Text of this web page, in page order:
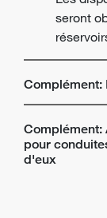
seront
Complément:
Complément:
pour
d'eux